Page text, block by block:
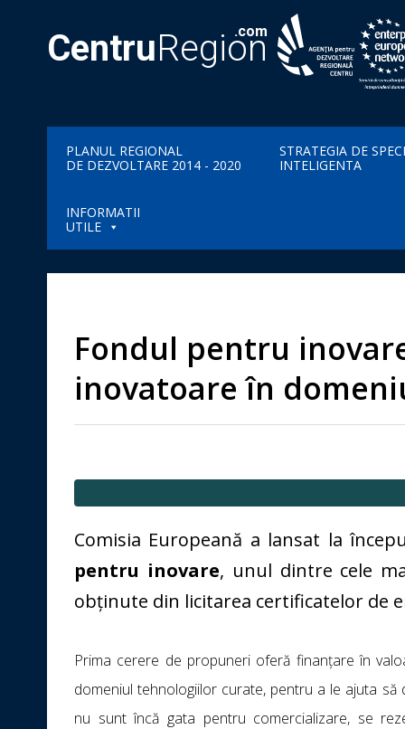
CentruRegion
.com
PLANUL REGIONAL
DE DEZVOLTARE 2014 - 2020
STRATEGIA DE
INTELIGENTA
INFORMATII
UTILE
Fondul pentru
inovatoare în
Comisia Europeană a lansat la
pentru inovare, unul dintre cele
obținute din licitarea certificatelor de
Prima cerere de propuneri oferă finanțare în
domeniul tehnologiilor curate, pentru a le ajuta
nu sunt încă gata pentru comercializare, se